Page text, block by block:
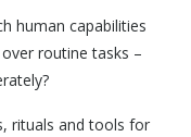
human capabilities
routine tasks –
rituals and tools for